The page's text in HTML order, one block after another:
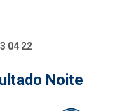
04 22
Noite